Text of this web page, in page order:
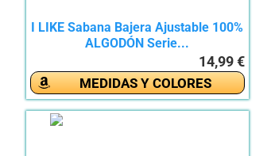
I LIKE Sabana Bajera Ajustable 100%
ALGODÓN Serie...
14,99 €
MEDIDAS Y COLORES